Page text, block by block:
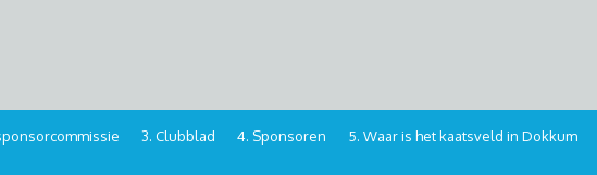
3. Clubblad 4. Sponsoren 5. Waar is het kaatsveld in Dokkum